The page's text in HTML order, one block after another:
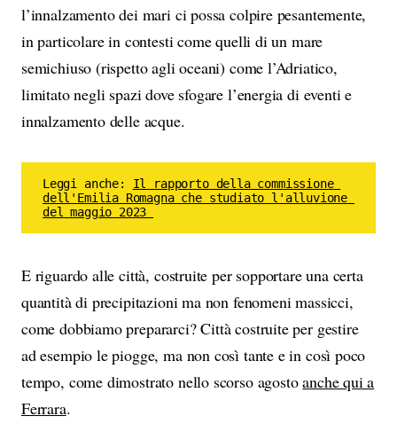
l’innalzamento dei mari ci possa colpire pesantemente,
in particolare in contesti come quelli di un mare
semichiuso (rispetto agli oceani) come l’Adriatico,
limitato negli spazi dove sfogare l’energia di eventi e
innalzamento delle acque.
Leggi anche: Il rapporto della commissione
dell'Emilia Romagna che studiato l'alluvione
del maggio 2023
E riguardo alle città, costruite per sopportare una certa
quantità di precipitazioni ma non fenomeni massicci,
come dobbiamo prepararci? Città costruite per gestire
ad esempio le piogge, ma non così tante e in così poco
tempo, come dimostrato nello scorso agostoanche qui a
Ferrara.